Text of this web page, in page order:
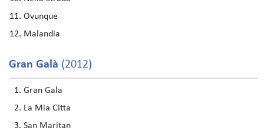
Ovunque
Malandia
Gran Galà (2012)
Gran Gala
La Mia Citta
San Maritan